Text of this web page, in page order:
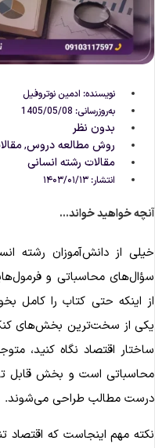
نویسنده:ادمین نوتروفیل
به‌روزرسانی: 1405/05/08
بدون نظر
روش مطالعه دروس,
مقالات رشته انسانی
انتشار:۱۴۰۳/۰۱/۱۳
خواهید خواند...
از دانش‌آموزان رشته
محاسباتی و
اینکه حتی کتاب را کامل
از سخت‌ترین بخش‌های
اقتصاد نگاه کنید،
است و بخش قابل
مطالب طراحی می‌شوند.
مهم اینجاست که اقتصاد